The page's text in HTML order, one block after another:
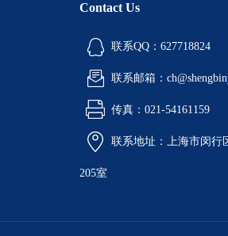
Contact Us
联系QQ：627718824
联系邮箱：
传真：021-54161159
联系地址：上海市闵行
205室